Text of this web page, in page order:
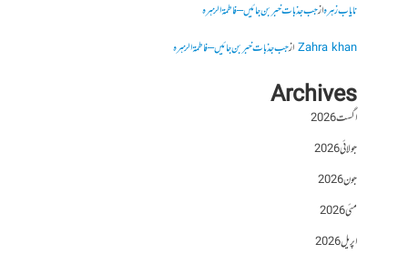
نایاب زہرہازجب جذبات خبر بن جائیں – فاطمۃالزہرہ
Zahra khanازجب جذبات خبر بن جائیں – فاطمۃالزہرہ
Archives
اگست 2026
جولائی 2026
جون 2026
مئی 2026
اپریل 2026